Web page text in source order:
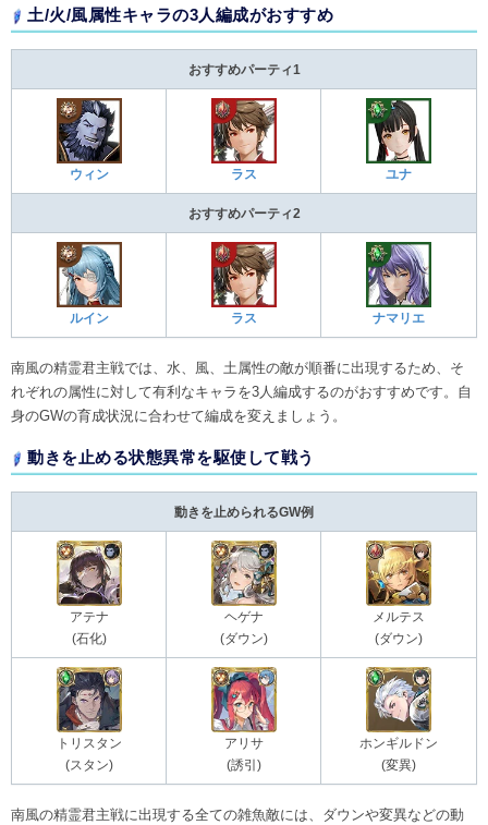
土/火/風属性キャラの3人編成がおすすめ
おすすめパーティ1
ウィン ラス ユナ
おすすめパーティ2
ルイン ラス ナマリエ
南風の精霊君主戦では、水、風、土属性の敵が順番に出現するため、そ
れぞれの属性に対して有利なキャラを3人編成するのがおすすめです。自
身のGWの育成状況に合わせて編成を変えましょう。
動きを止める状態異常を駆使して戦う
動きを止められるGW例
アテナ
(石化)
ヘゲナ
(ダウン)
メルテス
(ダウン)
トリスタン
(スタン)
アリサ
(誘引)
ホンギルドン
(変異)
南風の精霊君主戦に出現する全ての雑魚敵には、ダウンや変異などの動